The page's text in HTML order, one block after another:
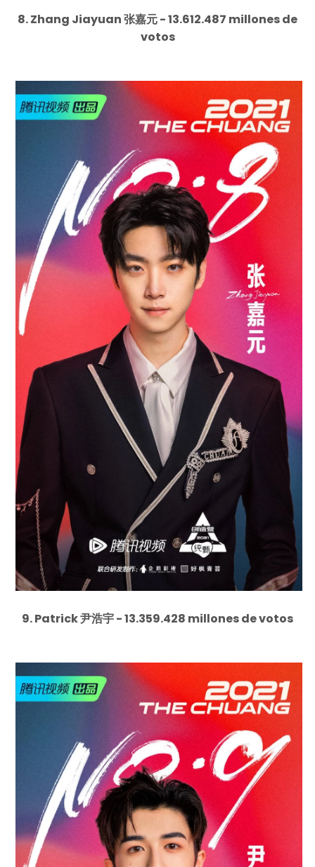
8. Zhang Jiayuan 张嘉元 - 13.612.487 millones de
votos
9. Patrick 尹浩宇 - 13.359.428 millones de votos